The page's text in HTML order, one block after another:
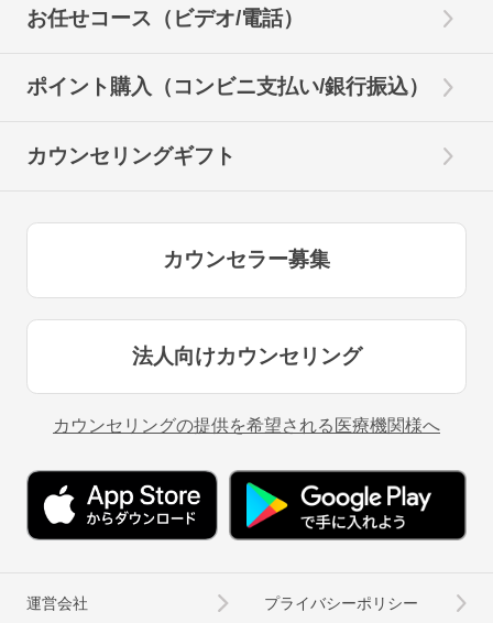
お任せコース（ビデオ/電話）
ポイント購入（コンビニ支払い/銀行振込）
カウンセリングギフト
カウンセラー募集
法人向けカウンセリング
カウンセリングの提供を希望される医療機関様へ
運営会社 プライバシーポリシー